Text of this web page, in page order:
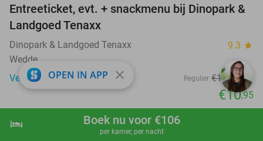
shopping_cart Boek nu
hotel Boek nu voor €106
per kamer, per nacht
22%
Entreeticket, evt. + snackmenu bij Dinopark &
Landgoed Tenaxx
Dinopark & Landgoed Tenaxx 9.3 star
Wedde
Verkocht: 3.999
Regulier €13,95
€10,95
OPEN IN APP close